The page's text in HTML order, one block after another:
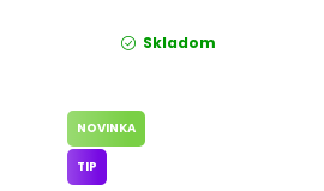
Skladom
NOVINKA
TIP